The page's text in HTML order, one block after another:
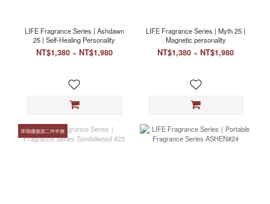
LIFE Fragrance Series | Ashdawn
25 | Self-Healing Personality
NT$1,380 ~ NT$1,980
LIFE Fragrance Series | Myth 25 |
Magnetic personality
NT$1,380 ~ NT$1,980
即期優惠第二件半價